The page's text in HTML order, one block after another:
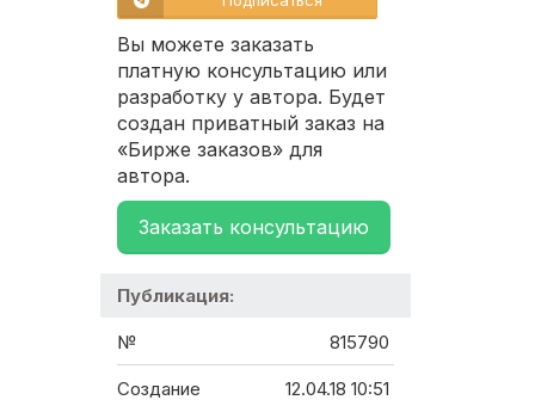
Вы можете заказать
платную консультацию или
разработку у автора. Будет
создан приватный заказ на
«Бирже заказов» для
автора.
Заказать консультацию
Публикация:
№ 815790
Создание 12.04.18 10:51